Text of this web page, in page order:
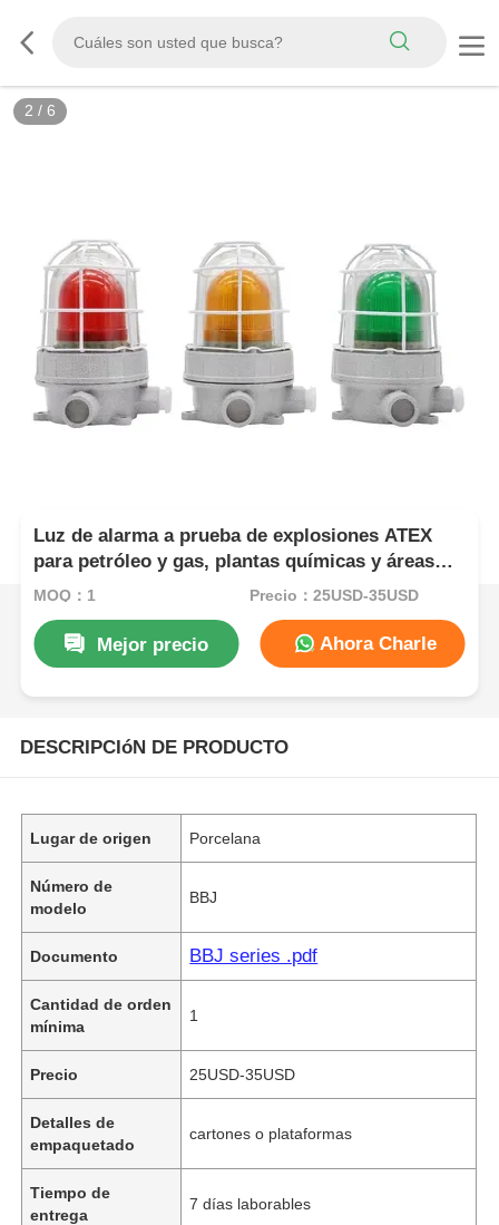
2 / 6
Luz de alarma a prueba de explosiones ATEX
para petróleo y gas, plantas químicas y áreas
peligrosas
MOQ：1 Precio：25USD-35USD
Mejor precio Ahora Charle
DESCRIPCIóN DE PRODUCTO
Lugar de origen Porcelana
Número de
modelo
BBJ
Documento BBJ series .pdf
Cantidad de orden
mínima
1
Precio 25USD-35USD
Detalles de
empaquetado
cartones o plataformas
Tiempo de
entrega
7 días laborables